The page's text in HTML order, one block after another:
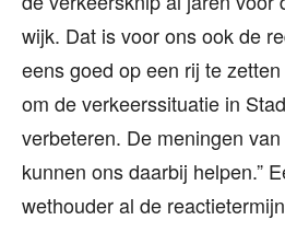
wijk. Dat is voor ons ook de
eens goed op een rij te
om de verkeerssituatie in
verbeteren. De meningen
kunnen ons daarbij helpen.”
wethouder al de